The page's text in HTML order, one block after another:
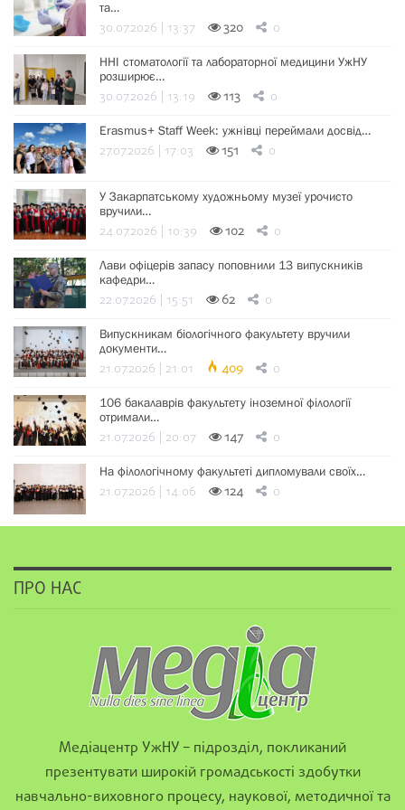
та…
30.07.2026 | 13:37 320 0
ННІ стоматології та лабораторної медицини УжНУ
розширює…
30.07.2026 | 13:19 113 0
Erasmus+ Staff Week: ужнівці переймали досвід…
27.07.2026 | 17:03 151 0
У Закарпатському художньому музеї урочисто
вручили…
24.07.2026 | 10:39 102 0
Лави офіцерів запасу поповнили 13 випускників
кафедри…
22.07.2026 | 15:51 62 0
Випускникам біологічного факультету вручили
документи…
21.07.2026 | 21:01 409 0
106 бакалаврів факультету іноземної філології
отримали…
21.07.2026 | 20:07 147 0
На філологічному факультеті дипломували своїх…
21.07.2026 | 14:06 124 0
ПРО НАС
Медіацентр УжНУ – підрозділ, покликаний
презентувати широкій громадськості здобутки
навчально-виховного процесу, наукової, методичної та